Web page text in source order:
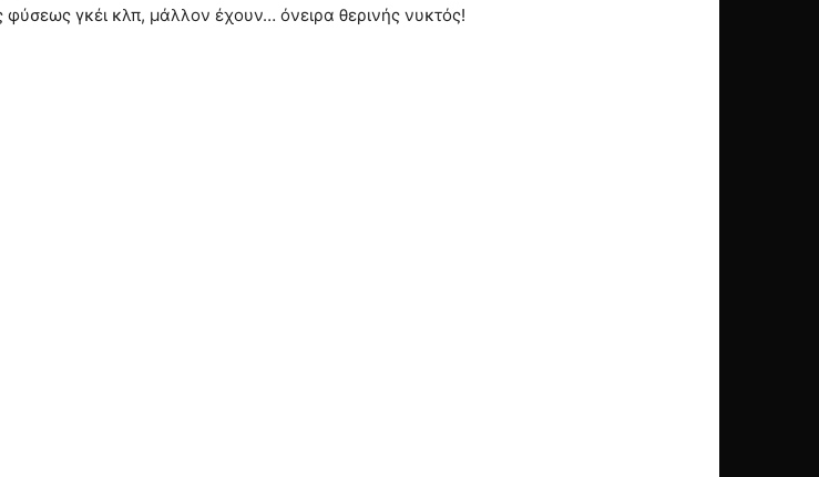
φύσεως γκέι κλπ, μάλλον έχουν… όνειρα θερινής νυκτός!